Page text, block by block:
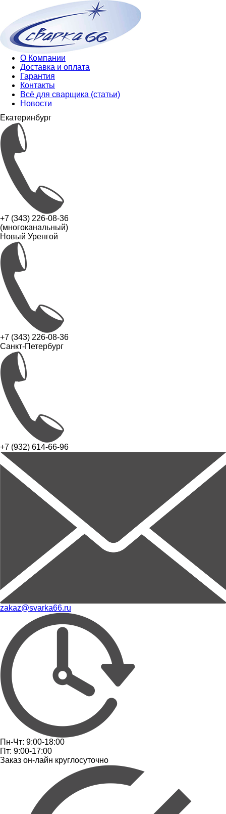
О Компании
Доставка и оплата
Гарантия
Контакты
Всё для сварщика (статьи)
Новости
Екатеринбург
+7 (343) 226-08-36
(многоканальный)
Новый Уренгой
+7 (343) 226-08-36
Санкт-Петербург
+7 (932) 614-66-96
zakaz@svarka66.ru
Пн-Чт: 9:00-18:00
Пт: 9:00-17:00
Заказ он-лайн круглосуточно